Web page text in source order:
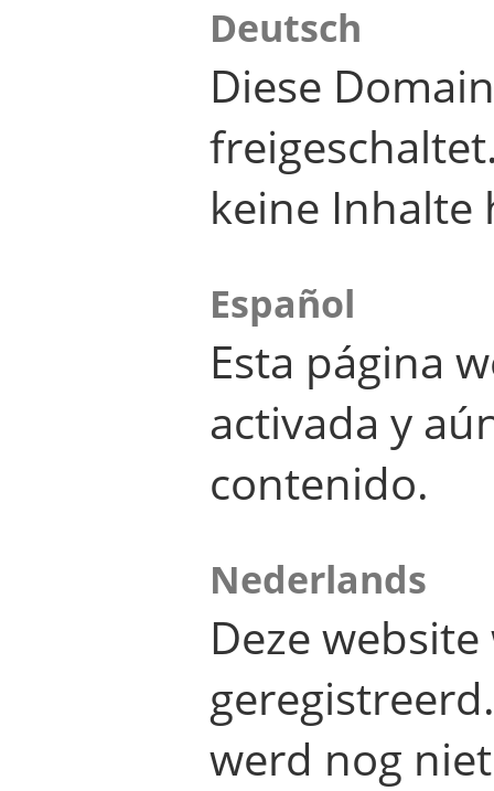
Deutsch
Diese
keine Inhalte
Español
Esta página
activada y
contenido.
Nederlands
Deze
werd nog